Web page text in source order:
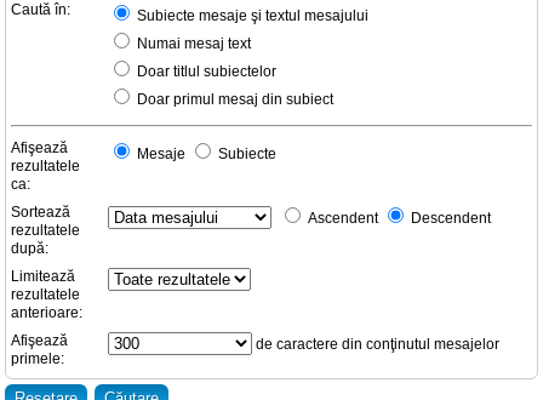
Caută în:
Subiecte mesaje şi textul mesajului
Numai mesaj text
Doar titlul subiectelor
Doar primul mesaj din subiect
Afişează
rezultatele
ca:
Mesaje Subiecte
Sortează
rezultatele
după:
Ascendent Descendent
Limitează
rezultatele
anterioare:
Afişează
primele:
de caractere din conţinutul mesajelor